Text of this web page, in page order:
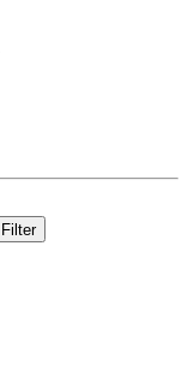
Filter